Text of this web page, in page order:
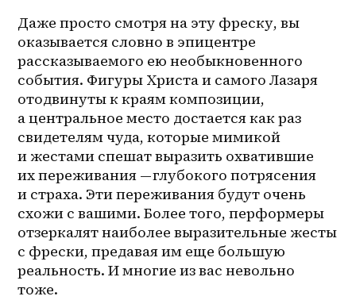
Даже просто смотря на эту фреску, вы
оказывается словно в эпицентре
рассказываемого ею необыкновенного
события. Фигуры Христа и самого Лазаря
отодвинуты к краям композиции,
а центральное место достается как раз
свидетелям чуда, которые мимикой
и жестами спешат выразить охватившие
их переживания — глубокого потрясения
и страха. Эти переживания будут очень
схожи с вашими. Более того, перформеры
отзеркалят наиболее выразительные жесты
с фрески, предавая им еще большую
реальность. И многие из вас невольно
тоже.